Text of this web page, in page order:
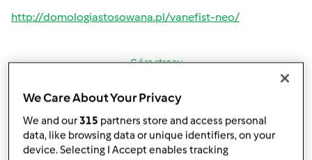
http://domologiastosowana.pl/vanefist-neo/
Góra strony
Zalogujlub zarejestruj się
komentarze
Anonim
We Care About Your Privacy
We and our315 partners store and access personal
data, like browsing data or unique identifiers, on your
device. Selecting I Accept enables tracking